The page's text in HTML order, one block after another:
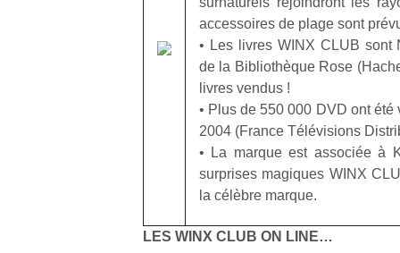
accessoires de plage sont
• Les livres WINX CLUB sont
de la Bibliothèque Rose
livres vendus !
• Plus de 550 000 DVD ont
2004 (France Télévisions
• La marque est associée à
surprises magiques WINX
la célèbre marque.
LES WINX CLUB ON LINE…